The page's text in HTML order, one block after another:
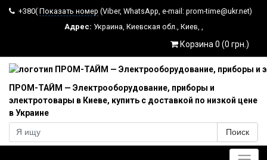
+380( Показать номер (Viber, WhatsApp, e-mail: prom-time@ukr.net)
Адрес: Украина, Киевская обл., Киев, ,
Корзина 0 (0 грн.)
ПРОМ-ТАЙМ — Электрооборудование, приборы и
электротовары в Киеве, купить с доставкой по низкой цене
в Украине
Поиск